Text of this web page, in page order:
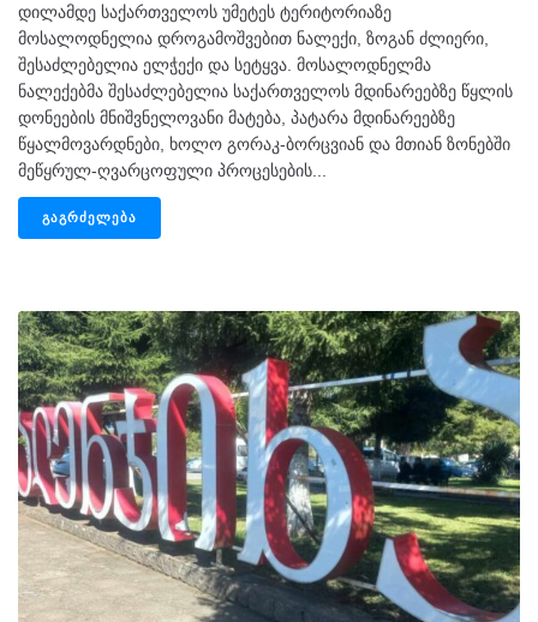
დილამდე საქართველოს უმეტეს ტერიტორიაზე
მოსალოდნელია დროგამოშვებით ნალექი, ზოგან ძლიერი,
შესაძლებელია ელჭექი და სეტყვა. მოსალოდნელმა
ნალექებმა შესაძლებელია საქართველოს მდინარეებზე წყლის
დონეების მნიშვნელოვანი მატება, პატარა მდინარეებზე
წყალმოვარდნები, ხოლო გორაკ-ბორცვიან და მთიან ზონებში
მეწყრულ-ღვარცოფული პროცესების...
ᲒᲐᲒᲠᲫᲔᲚᲔᲑᲐ